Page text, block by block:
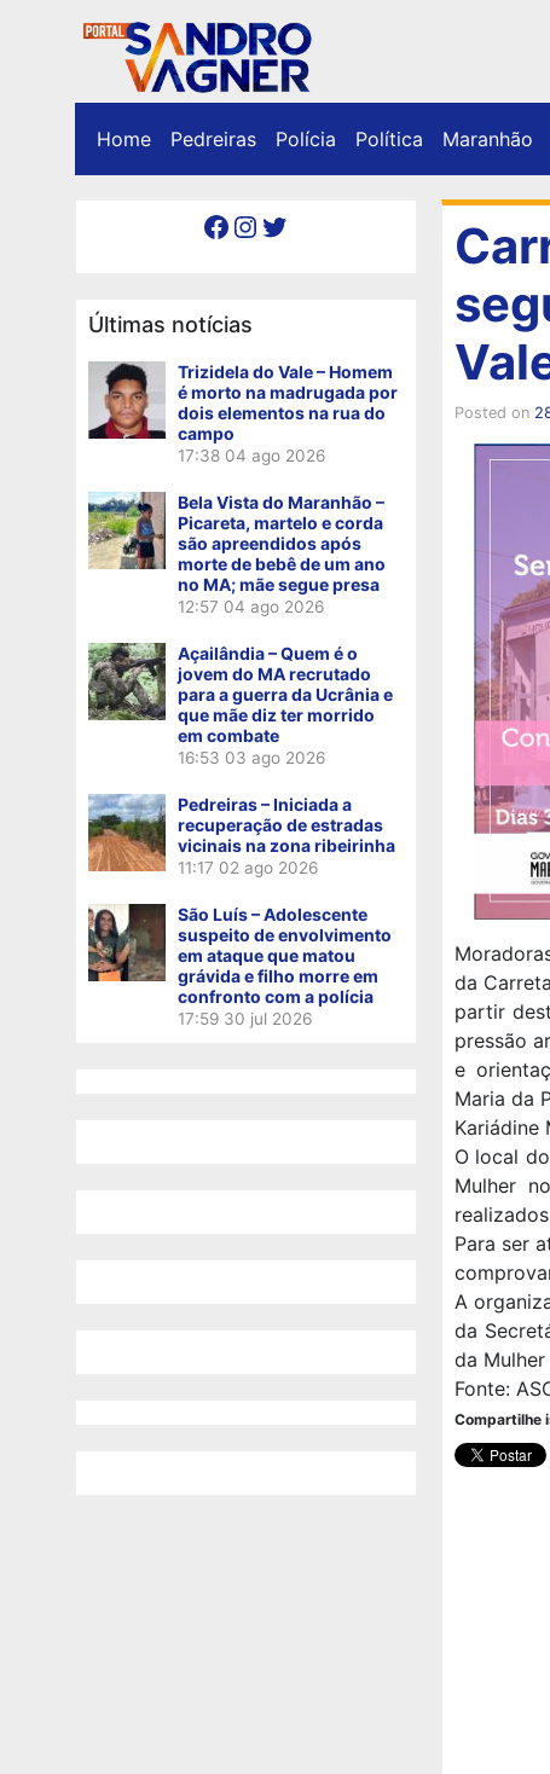
Home Pedreiras Polícia Política Maranhão
Facebook Instagram Twitter
Últimas notícias
Trizidela do Vale – Homem
é morto na madrugada por
dois elementos na rua do
campo
17:38 04 ago 2026
Bela Vista do Maranhão –
Picareta, martelo e corda
são apreendidos após
morte de bebê de um ano
no MA; mãe segue presa
12:57 04 ago 2026
Açailândia – Quem é o
jovem do MA recrutado
para a guerra da Ucrânia e
que mãe diz ter morrido
em combate
16:53 03 ago 2026
Pedreiras – Iniciada a
recuperação de estradas
vicinais na zona ribeirinha
11:17 02 ago 2026
São Luís – Adolescente
suspeito de envolvimento
em ataque que matou
grávida e filho morre em
confronto com a polícia
17:59 30 jul 2026
Posted on
da
partir
pressão
e
Maria da
Kariádine
O local
Mulher
Para ser
A
da
da Mulher
Fonte:
Compartilhe